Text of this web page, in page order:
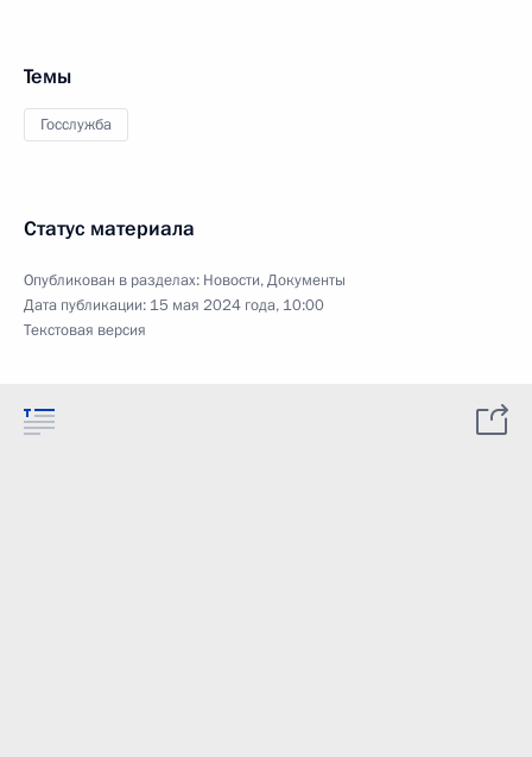
Темы
Госслужба
Статус материала
Опубликован в разделах: Новости,Документы
Дата публикации: 15 мая 2024 года, 10:00
Текстовая версия